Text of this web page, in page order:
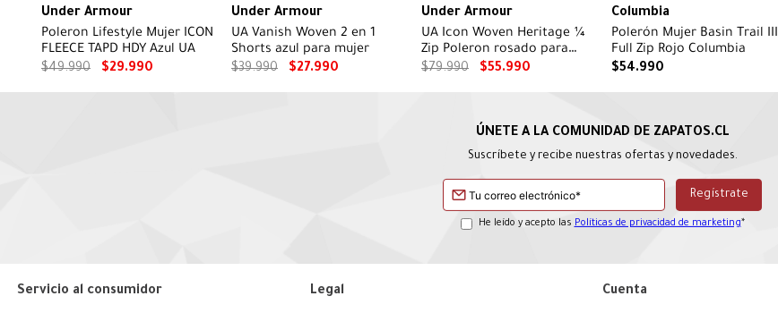
Under Armour
Poleron Lifestyle Mujer ICON
FLEECE TAPD HDY Azul UA
$49.990 $29.990
Under Armour
UA Vanish Woven 2 en 1
Shorts azul para mujer
$39.990 $27.990
Under Armour
UA Icon Woven Heritage ¼
Zip Poleron rosado para
mujer
$79.990 $55.990
Columbia
Polerón Mujer Basin Trail III
Full Zip Rojo Columbia
$54.990
Suscríbete y recibe nuestras ofertas y novedades.
He leído y acepto las Políticas de privacidad de marketing*
Servicio al consumidor Legal Cuenta